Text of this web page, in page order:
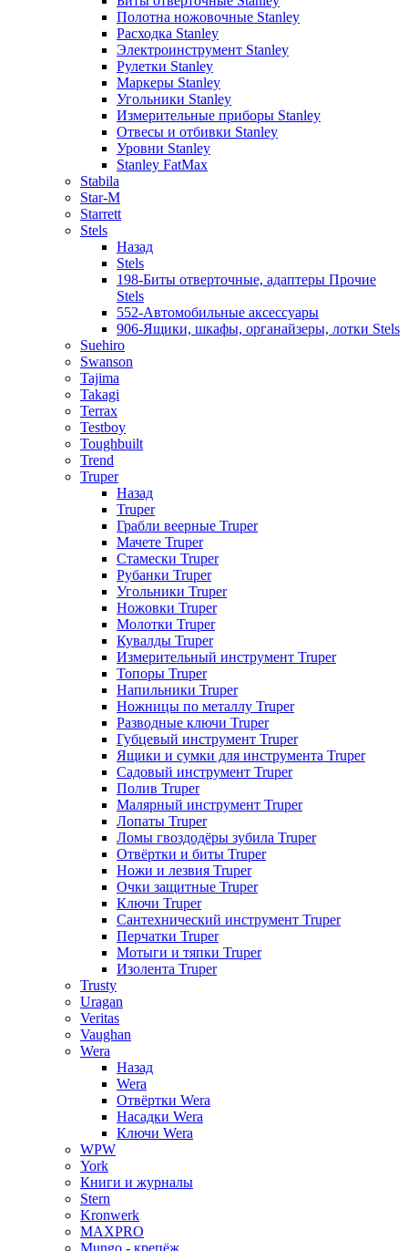
Полотна ножовочные Stanley
Расходка Stanley
Электроинструмент Stanley
Рулетки Stanley
Маркеры Stanley
Угольники Stanley
Измерительные приборы Stanley
Отвесы и отбивки Stanley
Уровни Stanley
Stanley FatMax
Stabila
Star-M
Starrett
Stels
Назад
Stels
198-Биты отверточные, адаптеры Прочие
Stels
552-Автомобильные аксессуары
906-Ящики, шкафы, органайзеры, лотки Stels
Suehiro
Swanson
Tajima
Takagi
Terrax
Testboy
Toughbuilt
Trend
Truper
Назад
Truper
Грабли веерные Truper
Мачете Truper
Стамески Truper
Рубанки Truper
Угольники Truper
Ножовки Truper
Молотки Truper
Кувалды Truper
Измерительный инструмент Truper
Топоры Truper
Напильники Truper
Ножницы по металлу Truper
Разводные ключи Truper
Губцевый инструмент Truper
Ящики и сумки для инструмента Truper
Садовый инструмент Truper
Полив Truper
Малярный инструмент Truper
Лопаты Truper
Ломы гвоздодёры зубила Truper
Отвёртки и биты Truper
Ножи и лезвия Truper
Очки защитные Truper
Ключи Truper
Сантехнический инструмент Truper
Перчатки Truper
Мотыги и тяпки Truper
Изолента Truper
Trusty
Uragan
Veritas
Vaughan
Wera
Назад
Wera
Отвёртки Wera
Насадки Wera
Ключи Wera
WPW
York
Книги и журналы
Stern
Kronwerk
MAXPRO
Mungo - крепёж